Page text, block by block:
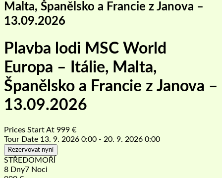
Malta, Španělsko a Francie z Janova –
13.09.2026
Plavba lodi MSC World
Europa – Itálie, Malta,
Španělsko a Francie z Janova –
13.09.2026
Prices Start At 999 €
Tour Date 13. 9. 2026 0:00 - 20. 9. 2026 0:00
Rezervovat nyní
STŘEDOMOŘÍ
8 Dny7 Noci